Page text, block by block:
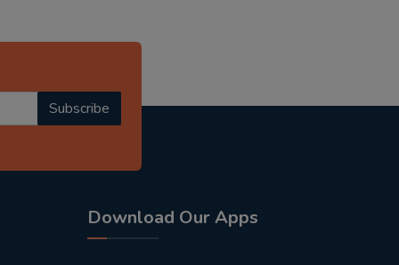
Subscribe
Download Our Apps